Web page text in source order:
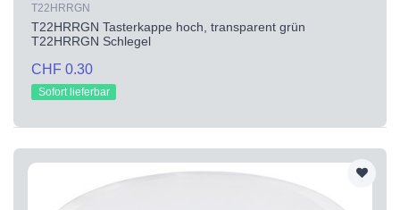
T22HRRGN
T22HRRGN Tasterkappe hoch, transparent grün
T22HRRGN Schlegel
CHF 0.30
Sofort lieferbar